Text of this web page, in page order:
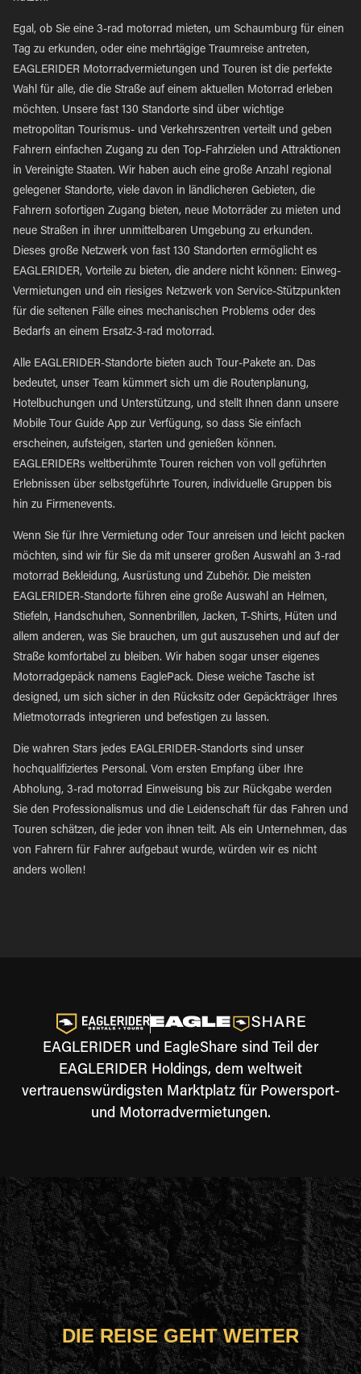
Egal, ob Sie eine 3-rad motorrad mieten, um Schaumburg für einen
Tag zu erkunden, oder eine mehrtägige Traumreise antreten,
EAGLERIDER Motorradvermietungen und Touren ist die perfekte
Wahl für alle, die die Straße auf einem aktuellen Motorrad erleben
möchten. Unsere fast 130 Standorte sind über wichtige
metropolitan Tourismus- und Verkehrszentren verteilt und geben
Fahrern einfachen Zugang zu den Top-Fahrzielen und Attraktionen
in Vereinigte Staaten. Wir haben auch eine große Anzahl regional
gelegener Standorte, viele davon in ländlicheren Gebieten, die
Fahrern sofortigen Zugang bieten, neue Motorräder zu mieten und
neue Straßen in ihrer unmittelbaren Umgebung zu erkunden.
Dieses große Netzwerk von fast 130 Standorten ermöglicht es
EAGLERIDER, Vorteile zu bieten, die andere nicht können: Einweg-
Vermietungen und ein riesiges Netzwerk von Service-Stützpunkten
für die seltenen Fälle eines mechanischen Problems oder des
Bedarfs an einem Ersatz-3-rad motorrad.
Alle EAGLERIDER-Standorte bieten auch Tour-Pakete an. Das
bedeutet, unser Team kümmert sich um die Routenplanung,
Hotelbuchungen und Unterstützung, und stellt Ihnen dann unsere
Mobile Tour Guide App zur Verfügung, so dass Sie einfach
erscheinen, aufsteigen, starten und genießen können.
EAGLERIDERs weltberühmte Touren reichen von voll geführten
Erlebnissen über selbstgeführte Touren, individuelle Gruppen bis
hin zu Firmenevents.
Wenn Sie für Ihre Vermietung oder Tour anreisen und leicht packen
möchten, sind wir für Sie da mit unserer großen Auswahl an 3-rad
motorrad Bekleidung, Ausrüstung und Zubehör. Die meisten
EAGLERIDER-Standorte führen eine große Auswahl an Helmen,
Stiefeln, Handschuhen, Sonnenbrillen, Jacken, T-Shirts, Hüten und
allem anderen, was Sie brauchen, um gut auszusehen und auf der
Straße komfortabel zu bleiben. Wir haben sogar unser eigenes
Motorradgepäck namens EaglePack. Diese weiche Tasche ist
designed, um sich sicher in den Rücksitz oder Gepäckträger Ihres
Mietmotorrads integrieren und befestigen zu lassen.
Die wahren Stars jedes EAGLERIDER-Standorts sind unser
hochqualifiziertes Personal. Vom ersten Empfang über Ihre
Abholung, 3-rad motorrad Einweisung bis zur Rückgabe werden
Sie den Professionalismus und die Leidenschaft für das Fahren und
Touren schätzen, die jeder von ihnen teilt. Als ein Unternehmen, das
von Fahrern für Fahrer aufgebaut wurde, würden wir es nicht
anders wollen!
EAGLERIDER und EagleShare sind Teil der
EAGLERIDER Holdings, dem weltweit
vertrauenswürdigsten Marktplatz für Powersport-
und Motorradvermietungen.
DIE REISE GEHT WEITER